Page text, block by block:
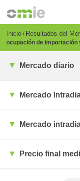
principal
Breadcrumb
Inicio Resultados del
ocupación de
Mercado diario
Mercado
Mercado
Precio final